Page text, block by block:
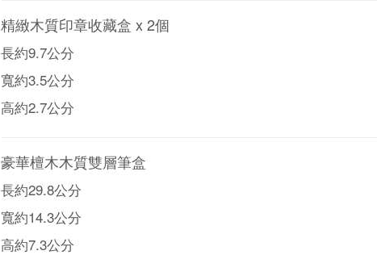
精緻木質印章收藏盒 x 2個
長約9.7公分
寬約3.5公分
高約2.7公分
豪華檀木木質雙層筆盒
長約29.8公分
寬約14.3公分
高約7.3公分